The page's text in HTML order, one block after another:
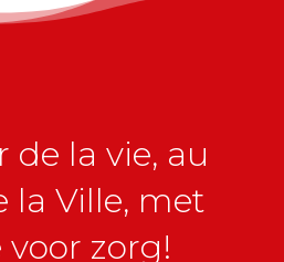
de la vie, au
la Ville, met
voor zorg!